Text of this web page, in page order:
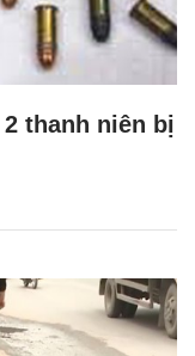
thanh niên bị